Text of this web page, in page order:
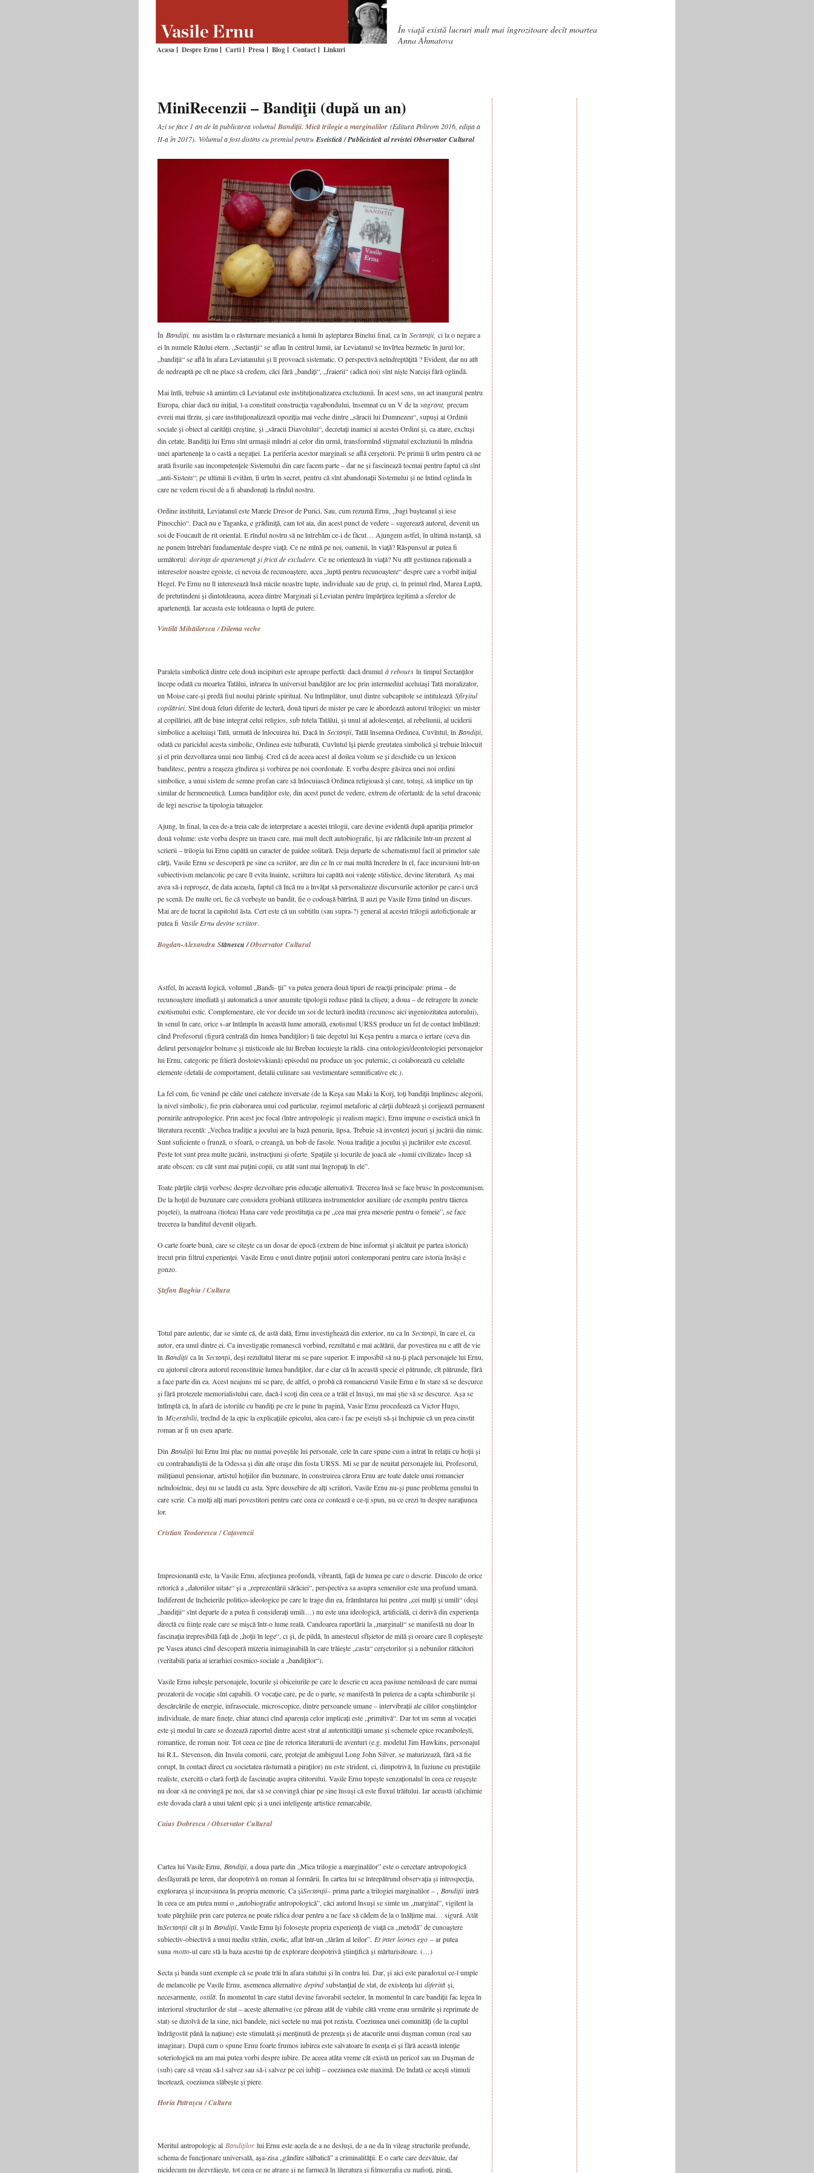
Acasa Despre Ernu Carti Presa Blog Contact Linkuri
În viaţă există lucruri mult mai îngrozitoare decît moartea
Anna Ahmatova
MiniRecenzii – Bandiţii (după un an)
Azi se face 1 an de la publicarea volumulBandiţii. Mică trilogie a marginalilor (Editura Polirom 2016, ediţia a
II-a în 2017). Volumul a fost distins cu premiul pentru Eseistică / Publicistică al revistei Observator Cultural
În Bandiții, nu asistăm la o răsturnare mesianică a lumii în așteptarea Binelui final, ca în Sectanții, ci la o negare a
ei în numele Răului etern. „Sectanţii“ se aflau în centrul lumii, iar Leviatanul se învîrtea bezmetic în jurul lor;
„bandiții“ se află în afara Leviatanului și îl provoacă sistematic. O perspectivă neîndreptățită ? Evident, dar nu atît
de nedreaptă pe cît ne place să credem, căci fără „bandiți“, „fraierii“ (adică noi) sînt niște Narciși fără oglindă.
Mai întîi, trebuie să amintim că Leviatanul este instituționalizarea excluziunii. În acest sens, un act inaugural pentru
Europa, chiar dacă nu inițial, l-a constituit construcția vagabondului, însemnat cu un V de la vagrant, precum
evreii mai tîrziu, și care instituționalizează opoziția mai veche dintre „săracii lui Dumnezeu“, supuși ai Ordinii
sociale și obiect al carității creștine, și „săracii Diavolului“, decretați inamici ai acestei Ordini și, ca atare, excluși
din cetate. Bandiții lui Ernu sînt urmașii mîndri ai celor din urmă, transformînd stigmatul excluziunii în mîndria
unei apartenențe la o castă a negației. La periferia acestor marginali se află cerșetorii. Pe primii îi urîm pentru că ne
arată fisurile sau incompetențele Sistemului din care facem parte – dar ne și fascinează tocmai pentru faptul că sînt
„anti-Sistem“; pe ultimii îi evităm, îi urîm în secret, pentru că sînt abandonații Sistemului și ne întind oglinda în
care ne vedem riscul de a fi abandonați la rîndul nostru.
Ordine instituită, Leviatanul este Marele Dresor de Purici. Sau, cum rezumă Ernu, „bagi bușteanul și iese
Pinocchio“. Dacă nu e Taganka, e grădiniță, cam tot aia, din acest punct de vedere – sugerează autorul, devenit un
soi de Foucault de rit oriental. E rîndul nostru să ne întrebăm ce-i de făcut… Ajungem astfel, în ultimă instanță, să
ne punem întrebări fundamentale despre viață. Ce ne mînă pe noi, oamenii, în viață? Răspunsul ar putea fi
următorul: dorința de apartenență și frica de excludere. Ce ne orientează în viață? Nu atît gestiunea rațională a
intereselor noastre egoiste, ci nevoia de recunoaștere, acea „luptă pentru recunoaștere“ despre care a vorbit inițial
Hegel. Pe Ernu nu îl interesează însă micile noastre lupte, individuale sau de grup, ci, în primul rînd, Marea Luptă,
de pretutindeni și dintotdeauna, aceea dintre Marginali și Leviatan pentru împărțirea legitimă a sferelor de
apartenență. Iar aceasta este totdeauna o luptă de putere.
Vintilă Mihăilerscu / Dilema veche
Paralela simbolică dintre cele două incipituri este aproape perfectă: dacă drumul à rebours în timpul Sectanților
începe odată cu moartea Tatălui, intrarea în universul bandiților are loc prin intermediul aceluiași Tată moralizator,
un Moise care-și predă fiul noului părinte spiritual. Nu întîmplător, unul dintre subcapitole se intitulează Sfîrșitul
copilăriei. Sînt două feluri diferite de lectură, două tipuri de mister pe care le abordează autorul trilogiei: un mister
al copilăriei, atît de bine integrat celui religios, sub tutela Tatălui, și unul al adolescenței, al rebeliunii, al uciderii
simbolice a aceluiași Tată, urmată de înlocuirea lui. Dacă în Sectanții, Tatăl însemna Ordinea, Cuvîntul, în Bandiții,
odată cu paricidul acesta simbolic, Ordinea este tulburată, Cuvîntul își pierde greutatea simbolică și trebuie înlocuit
și el prin dezvoltarea unui nou limbaj. Cred că de aceea acest al doilea volum se și deschide cu un lexicon
banditesc, pentru a reașeza gîndirea și vorbirea pe noi coordonate. E vorba despre găsirea unei noi ordini
simbolice, a unui sistem de semne profan care să înlocuiască Ordinea religioasă și care, totuși, să implice un tip
similar de hermeneutică. Lumea bandiților este, din acest punct de vedere, extrem de ofertantă: de la setul draconic
de legi nescrise la tipologia tatuajelor.
Ajung, în final, la cea de-a treia cale de interpretare a acestei trilogii, care devine evidentă după apariția primelor
două volume: este vorba despre un traseu care, mai mult decît autobiografic, își are rădăcinile într-un prezent al
scrierii – trilogia lui Ernu capătă un caracter de paidee solitară. Deja departe de schematismul facil al primelor sale
cărți, Vasile Ernu se descoperă pe sine ca scriitor, are din ce în ce mai multă încredere în el, face incursiuni într-un
subiectivism melancolic pe care îl evita înainte, scriitura lui capătă noi valențe stilistice, devine literatură. Aș mai
avea să-i reproșez, de data aceasta, faptul că încă nu a învățat să personalizeze discursurile actorilor pe care-i urcă
pe scenă. De multe ori, fie că vorbește un bandit, fie o codoașă bătrînă, îl auzi pe Vasile Ernu ținînd un discurs.
Mai are de lucrat la capitolul ăsta. Cert este că un subtitlu (sau supra-?) general al acestei trilogii autoficționale ar
putea fi Vasile Ernu devine scriitor.
Bogdan-Alexandru Stănescu /Observator Cultural
Astfel, în această logică, volumul „Bandi- ţii” va putea genera două tipuri de reacţii principale: prima – de
recunoaştere imediată şi automatică a unor anumite tipologii reduse până la clişeu; a doua – de retragere în zonele
exotismului estic. Complementare, ele vor decide un soi de lectură inedită (recunosc aici ingeniozitatea autorului),
în senul în care, orice s-ar întâmpla în această lume amorală, exotismul URSS produce un fel de contact îmblânzit:
când Profesorul (figură centrală din lumea bandiţilor) îi taie degetul lui Keşa pentru a marca o iertare (ceva din
delirul personajelor bolnave şi misticoide ale lui Breban locuieşte la rădă- cina ontologiei/deontologiei personajelor
lui Ernu, categoric pe filieră dostoievskiană) episodul nu produce un şoc puternic, ci colaborează cu celelalte
elemente (detalii de comportament, detalii culinare sau vestimentare semnificative etc.).
La fel cum, fie venind pe căile unei cateheze inversate (de la Keşa sau Maki la Korj, toţi bandiţii împlinesc alegorii,
la nivel simbolic), fie prin elaborarea unui cod particular, regimul metaforic al cărţii dublează şi corijează permanent
pornirile antropologice. Prin acest joc focal (între antropologic şi realism magic), Ernu impune o eseistică unică în
literatura recentă: „Vechea tradiţie a jocului are la bază penuria, lipsa. Trebuie să inventezi jocuri şi jucării din nimic.
Sunt suficiente o frunză, o sfoară, o creangă, un bob de fasole. Noua tradiţie a jocului şi jucăriilor este excesul.
Peste tot sunt prea multe jucării, instrucţiuni şi oferte. Spaţiile şi locurile de joacă ale «lumii civilizate» încep să
arate obscen: cu cât sunt mai puţini copii, cu atât sunt mai îngropaţi în ele”.
Toate părţile cărţii vorbesc despre dezvoltare prin educaţie alternativă. Trecerea însă se face brusc în postcomunism.
De la hoţul de buzunare care considera grobiană utilizarea instrumentelor auxiliare (de exemplu pentru tăierea
poşetei), la matroana (tiotea) Hana care vede prostituţia ca pe „cea mai grea meserie pentru o femeie”, se face
trecerea la banditul devenit oligarh.
O carte foarte bună, care se citeşte ca un dosar de epocă (extrem de bine informat şi alcătuit pe partea istorică)
trecut prin filtrul experienţei. Vasile Ernu e unul dintre puţinii autori contemporani pentru care istoria însăşi e
gonzo.
Ştefan Baghiu / Cultura
Totul pare autentic, dar se simte că, de astă dată, Ernu investighează din exterior, nu ca în Sectanții, în care el, ca
autor, era unul dintre ei. Ca investigație romanescă vorbind, rezultatul e mai acătării, dar povestirea nu e atît de vie
în Bandițiica în Sectanții, deși rezultatul literar mi se pare superior. E imposibil să nu-ți placă personajele lui Ernu,
cu ajutorul cărora autorul reconstituie lumea bandiților, dar e clar că în această specie el pătrunde, cît pătrunde, fără
a face parte din ea. Acest neajuns mi se pare, de altfel, o probă că romancierul Vasile Ernu e în stare să se descurce
și fără protezele memorialistului care, dacă-l scoți din ceea ce a trăit el însuși, nu mai știe să se descurce. Așa se
întîmplă că, în afară de istoriile cu bandiți pe cre le pune în pagină, Vasie Ernu procedează ca Victor Hugo,
în Mizerabilii, trecînd de la epic la explicațiile epicului, alea care-i fac pe eseiști să-și închipuie că un prea cinstit
roman ar fi un eseu aparte.
Din Bandiții lui Ernu îmi plac nu numai poveștile lui personale, cele în care spune cum a intrat în relații cu hoții și
cu contrabandiștii de la Odessa și din alte orașe din fosta URSS. Mi se par de neuitat personajele lui, Profesorul,
milițianul pensionar, artistul hoțiilor din buzunare, în construirea cărora Ernu are toate datele unui romancier
neîndoielnic, deși nu se laudă cu asta. Spre deosebire de alți scriitori, Vasile Ernu nu-și pune problema genului în
care scrie. Ca mulți alți mari povestitori pentru care ceea ce contează e ce-ți spun, nu ce crezi tu despre narațiunea
lor.
Cristian Teodorescu / Caţavencii
Impresionantă este, la Vasile Ernu, afec­țiunea profundă, vibrantă, față de lumea pe care o descrie. Dincolo de orice
retorică a „datoriilor uitate“ și a „reprezentării sărăciei“, perspectiva sa asupra semenilor este una profund umană.
Indiferent de încheierile politico-ideologice pe care le trage din ea, frămîntarea lui pentru „cei mulți și umili“ (deși
„bandiții“ sînt departe de a putea fi considerați umili…) nu este una ideologică, artificială, ci derivă din experiența
directă cu ființe reale care se mișcă într-o lume reală. Candoarea raportării la „marginali“ se manifestă nu doar în
fascinația irepresibilă față de „hoții în lege“, ci și, de pildă, în amestecul sfîșietor de milă și oroare care îl copleșește
pe Vasea atunci cînd descoperă mizeria inimaginabilă în care trăiește „casta“ cerșetorilor și a nebunilor rătăcitori
(veritabili paria ai ierarhiei cosmico‑so­ciale a „bandiților“).
Vasile Ernu iubește personajele, locurile și obiceiurile pe care le descrie cu acea pasiune nemiloasă de care numai
prozatorii de vocație sînt capabili. O vocație care, pe de o parte, se manifestă în puterea de a capta schimburile și
descărcările de energie, infraso­ciale, microscopice, dintre persoanele umane – intervibrații ale cililor conștiințelor
individuale, de mare finețe, chiar atunci cînd aparența celor implicați este „primitivă“. Dar tot un semn al vocației
este și modul în care se dozează raportul dintre acest strat al autenticității umane și schemele epice rocambolești,
romantice, de roman noir. Tot ceea ce ține de retorica literaturii de aventuri (e.g. modelul Jim Hawkins, personajul
lui R.L. Stevenson, din Insula comorii, care, protejat de ambiguul Long John Silver, se maturizează, fără să fie
corupt, în contact direct cu societatea răsturnată a piraților) nu este strident, ci, dimpotrivă, în fuziune cu prestațiile
realiste, exercită o clară forță de fascinație asupra cititorului. Vasile Ernu topește senzaționalul în ceea ce reușește
nu doar să ne convingă pe noi, dar să se convingă chiar pe sine însuși că este fluxul trăitului. Iar această (al)chimie
este dovada clară a unui talent epic și a unei inteligențe artistice remarcabile.
Caius Dobrescu / Observator Cultural
Cartea lui Vasile Ernu, Bandiții, a doua parte din „Mica trilogie a marginalilor” este o cercetare antropologică
desfășurată pe teren, dar deopotrivă un roman al formării. În cartea lui se întrepătrund observația și introspecția,
explorarea și incursiunea în propria memorie. Ca șiSectanții– prima parte a trilogiei marginalilor – , Bandiții intră
în ceea ce am putea numi o „autobiografie antropologică”, căci autorul însuși se simte un „marginal”, vigilent la
toate pârghiile prin care puterea ne poate ridica doar pentru a ne face să cădem de la o înălțime mai… sigură. Atât
înSectanțiicât și în Bandiții, Vasile Ernu își folosește propria experiență de viață ca „metodă” de cunoaștere
subiectiv-obiectivă a unui mediu străin, exotic, aflat într-un „tărâm al leilor”. Et inter leones ego – ar putea
suna motto-ul care stă la baza acestui tip de explorare deopotrivă științifică și mărturisitoare. (…)
Secta și banda sunt exemple că se poate trăi în afara statului și în contra lui. Dar, și aici este paradoxul ce-l umple
de melancolie pe Vasile Ernu, asemenea alternative depindsubstanțial de stat, de existența lui diferită și,
necesarmente, ostilă. În momentul în care statul devine favorabil sectelor, în momentul în care bandiții fac legea în
interiorul structurilor de stat – aceste alternative (ce păreau atât de viabile câtă vreme erau urmărite și reprimate de
stat) se dizolvă de la sine, nici bandele, nici sectele nu mai pot rezista. Coeziunea unei comunități (de la cuplul
îndrăgostit până la națiune) este stimulată și menținută de prezența și de atacurile unui dușman comun (real sau
imaginar). După cum o spune Ernu foarte frumos iubirea este salvatoare în esența ei și fără această intenție
soteriologică nu am mai putea vorbi despre iubire. De aceea atâta vreme cât există un pericol sau un Dușman de
(sub) care să vreau să-l salvez sau să-i salvez pe cei iubiți – coeziunea este maximă. De îndată ce acești stimuli
încetează, coeziunea slăbește și piere.
Horia Patraşcu / Cultura
Meritul antropologic al Bandiților lui Ernu este acela de a ne desluși, de a ne da în vileag structurile profunde,
schema de funcționare universală, așa-zisa „gândire sălbatică” a criminalității. E o carte care dezvăluie, dar
nicidecum nu dezvrăjește, tot ceea ce ne atrage și ne farmecă în literatura și filmografia cu mafioți, pirați,